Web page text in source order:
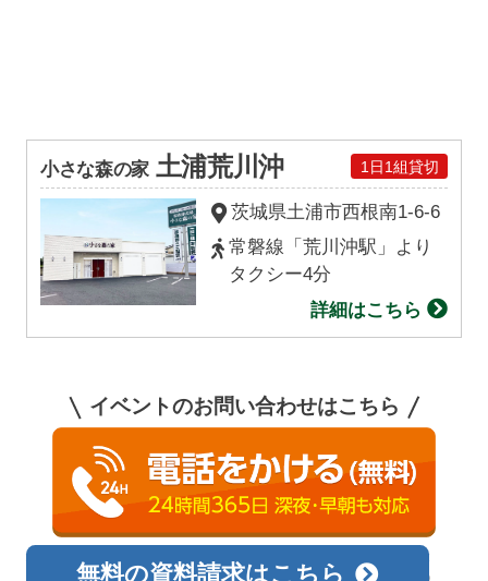
小さな森の家 土浦荒川沖 1日1組貸切
茨城県土浦市西根南1-6-6
常磐線「荒川沖駅」より
タクシー4分
詳細はこちら
イベントのお問い合わせはこちら
相談無料
無料の資料請求はこちら